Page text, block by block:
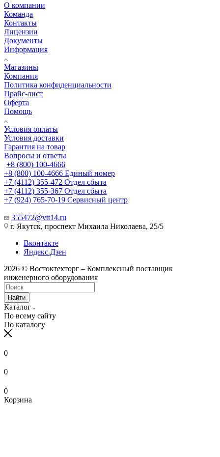
О компании
Команда
Контакты
Лицензии
Документы
Информация
Магазины
Компания
Политика конфиденциальности
Прайс-лист
Оферта
Помощь
Условия оплаты
Условия доставки
Гарантия на товар
Вопросы и ответы
+8 (800) 100-4666
+8 (800) 100-4666 Единый номер
+7 (4112) 355-472 Отдел сбыта
+7 (4112) 355-367 Отдел сбыта
+7 (924) 765-70-19 Сервисный центр
355472@vtt14.ru
г. Якутск, проспект Михаила Николаева, 25/5
Вконтакте
Яндекс.Дзен
2026 © Востоктехторг – Комплексный поставщик
инженерного оборудования
Найти
Каталог
По всему сайту
По каталогу
0
0
0
Корзина